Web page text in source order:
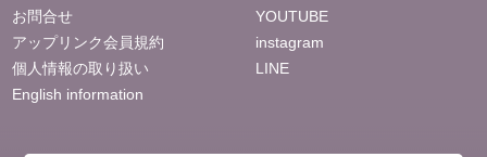
お問合せ
アップリンク会員規約
個人情報の取り扱い
English information
YOUTUBE
instagram
LINE